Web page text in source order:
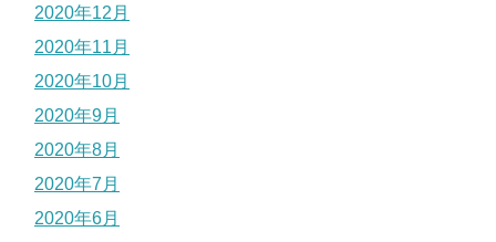
2020年12月
2020年11月
2020年10月
2020年9月
2020年8月
2020年7月
2020年6月